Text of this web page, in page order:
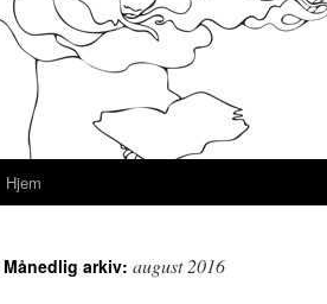
Hopp
innhold
Hjem
Månedlig arkiv: august 2016